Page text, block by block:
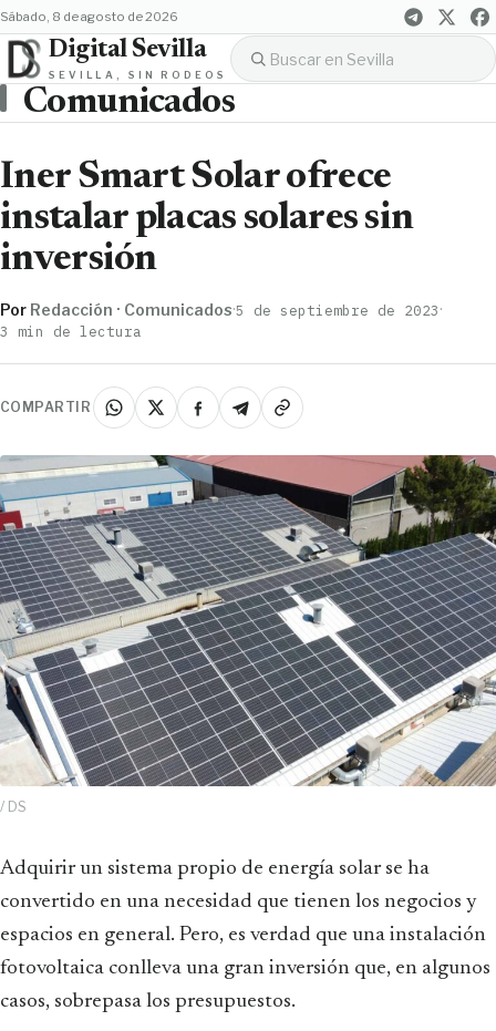
sábado, 8 de agosto de 2026
Digital Sevilla
SEVILLA, SIN RODEOS
Comunicados
Iner Smart Solar ofrece
instalar placas solares sin
inversión
Por Redacción · Comunicados·5 de septiembre de 2023·
3 min de lectura
COMPARTIR
/ DS
Adquirir un sistema propio de energía solar se ha
convertido en una necesidad que tienen los negocios y
espacios en general. Pero, es verdad que una instalación
fotovoltaica conlleva una gran inversión que, en algunos
casos, sobrepasa los presupuestos.